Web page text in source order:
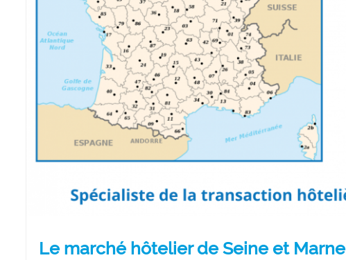
Le marché hôtelier de Seine et Marne